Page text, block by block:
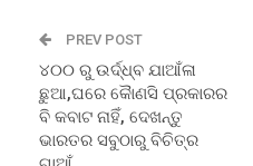
PREV POST
୪୦୦ ରୁ ଉର୍ଦ୍ଧ୍ବ ଯାଆଁଳା
ଛୁଆ,ଘରେ କୈାଣସି ପ୍ରକାରର
ବି କବାଟ ନାହିଁ, ଦେଖନ୍ତୁ
ଭାରତର ସବୁଠାରୁ ବିଚିତ୍ର